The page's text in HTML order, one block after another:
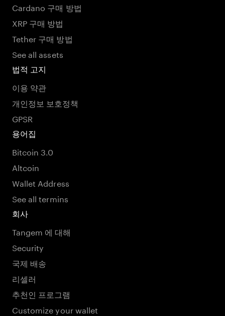
Cardano 구매 방법
XRP 구매 방법
Tether 구매 방법
See all assets
법적 고지
이용 약관
개인정보 보호정책
GPSR
용어집
Bitcoin 3.0
Altcoin
Wallet Address
See all termins
회사
Tangem 에 대해
Security
국제 배송
리셀러
추천인 프로그램
Customize your wallet